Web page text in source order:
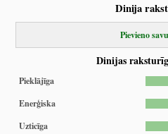
Dinija
Pievieno
Dinijas
Pieklājīga
Enerģiska
Uzticīga